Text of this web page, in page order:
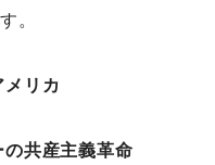
。
リカ
共産主義革命